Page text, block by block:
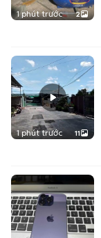
1 phút trước 2
1 phút trước 11